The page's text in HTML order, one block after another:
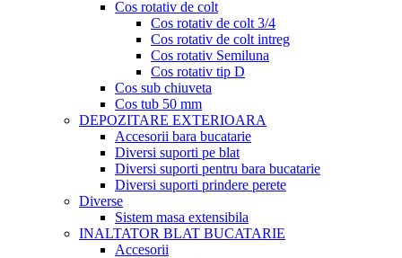
Cos rotativ de colt
Cos rotativ de colt 3/4
Cos rotativ de colt intreg
Cos rotativ Semiluna
Cos rotativ tip D
Cos sub chiuveta
Cos tub 50 mm
DEPOZITARE EXTERIOARA
Accesorii bara bucatarie
Diversi suporti pe blat
Diversi suporti pentru bara bucatarie
Diversi suporti prindere perete
Diverse
Sistem masa extensibila
INALTATOR BLAT BUCATARIE
Accesorii